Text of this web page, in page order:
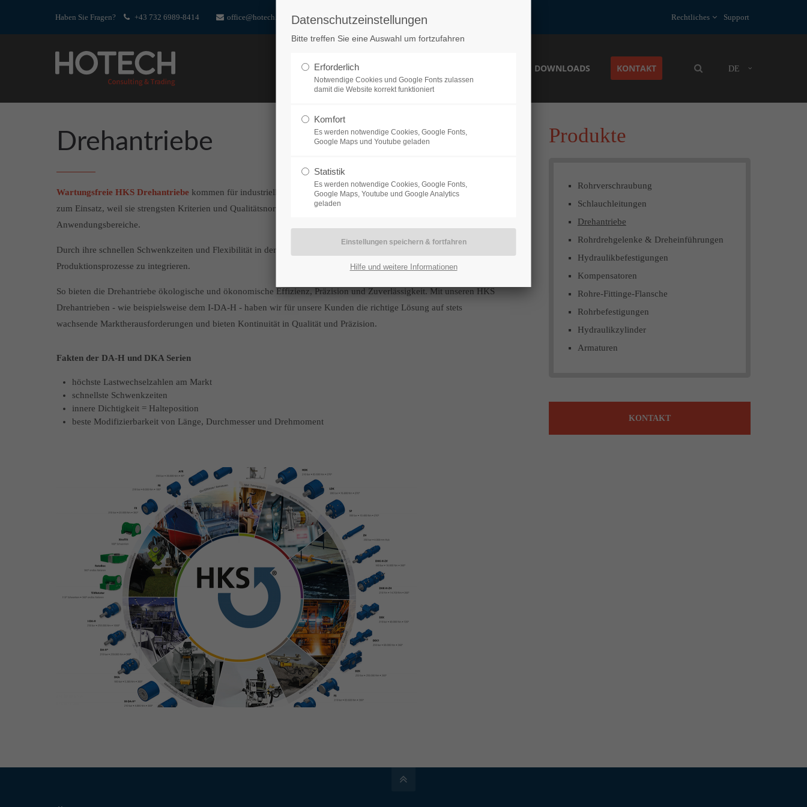
Benutzername
Register|Lost your password?
Lorem ipsum dolor sit amet:
/ 365days
We offer support for our customers
Mon - Fri 8:00am - 5:00pm(GMT +1)
Get in touch
376-293 City Road, Suite 600
San Francisco, CA 94102
+44 1234 567 890
Lorem ipsum dolor sit amet, consectetuer
adipiscing elit.
magnis dis parturient montes, nascetur
ridiculus mus. Donec quam felis, ultricies
Rechtliches Support
Haben Sie Fragen? +43 732 6989-8414 office@hotech.at
DE
HOME PRODUKTE DOWNLOADS KONTAKT
Drehantriebe
Wartungsfreie HKS Drehantriebe kommen für industrielle Anwendungen und in der Maschinenbaubranche weltweit
zum Einsatz, weil sie strengsten Kriterien und Qualitätsnormen entsprechen und dies für die unterschiedlichsten
Anwendungsbereiche.
Durch ihre schnellen Schwenkzeiten und Flexibilität in der Modifizierbarkeit, sind sie perfekt in hochkomplexe
Produktionsprozesse zu integrieren.
So bieten die Drehantriebe ökologische und ökonomische Effizienz, Präzision und Zuverlässigkeit. Mit unseren HKS
Drehantrieben - wie beispielsweise dem I-DA-H - haben wir für unsere Kunden die richtige Lösung auf stets
wachsende Marktherausforderungen und bieten Kontinuität in Qualität und Präzision.
Fakten der DA-H und DKA Serien
höchste Lastwechselzahlen am Markt
schnellste Schwenkzeiten
innere Dichtigkeit = Halteposition
beste Modifizierbarkeit von Länge, Durchmesser und Drehmoment
Produkte
Rohrverschraubung
Schlauchleitungen
Drehantriebe
Rohrdrehgelenke & Dreheinführungen
Hydraulikbefestigungen
Kompensatoren
Rohre-Fittinge-Flansche
Rohrbefestigungen
Hydraulikzylinder
Armaturen
KONTAKT
Datenschutzeinstellungen
Bitte treffen Sie eine Auswahl um fortzufahren
Erforderlich
Notwendige Cookies und Google Fonts zulassen
damit die Website korrekt funktioniert
Komfort
Es werden notwendige Cookies, Google Fonts,
Google Maps und Youtube geladen
Statistik
Es werden notwendige Cookies, Google Fonts,
Google Maps, Youtube und Google Analytics
geladen
Hilfe und weitere Informationen